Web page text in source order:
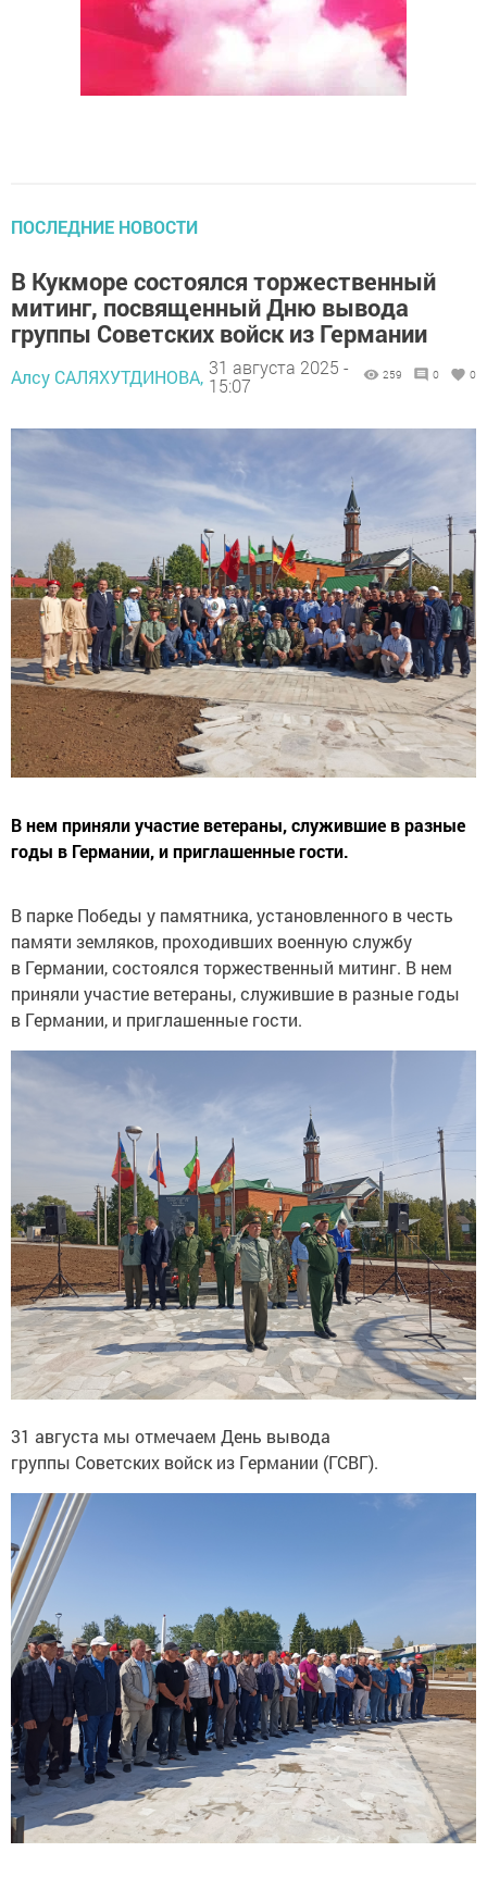
ПОСЛЕДНИЕ НОВОСТИ
В Кукморе состоялся торжественный
митинг, посвященный Дню вывода
группы Советских войск из Германии
Алсу САЛЯХУТДИНОВА, 31 августа 2025 -
15:07
259 0 0
В нем приняли участие ветераны, служившие в разные
годы в Германии, и приглашенные гости.
В парке Победы у памятника, установленного в честь
памяти земляков, проходивших военную службу
в Германии, состоялся торжественный митинг. В нем
приняли участие ветераны, служившие в разные годы
в Германии, и приглашенные гости.
31 августа мы отмечаем День вывода
группы Советских войск из Германии (ГСВГ).